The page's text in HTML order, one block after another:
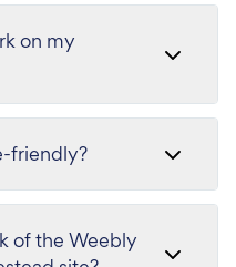
on my
friendly?
of the Weebly